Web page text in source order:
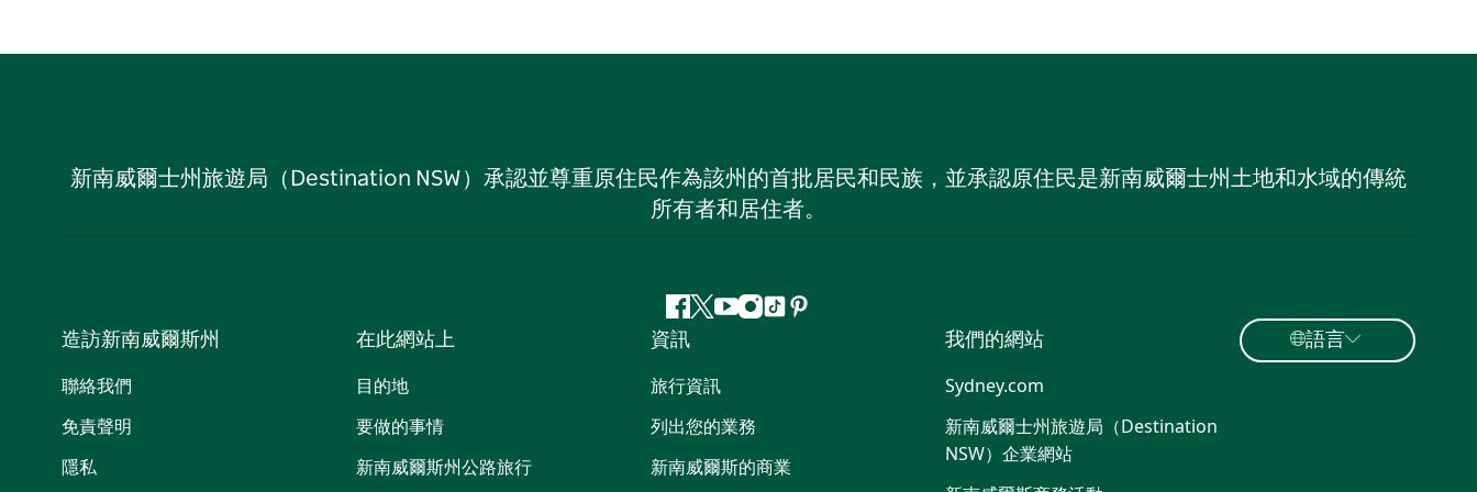
新南威爾士州旅遊局（Destination NSW）承認並尊重原住民作為該州的首批居民和民族，並承認原住民是新南威爾士州土地和水域的傳統
所有者和居住者。
Facebook
嘰
喳
喳
Youtube
Instagram
抖 Pinterest
造訪新南威爾斯州
聯絡我們
免責聲明
隱私
在此網站上
目的地
要做的事情
新南威爾斯州公路旅行
資訊
旅行資訊
列出您的業務
新南威爾斯的商業
我們的網站
Sydney.com
新南威爾士州旅遊局（Destination
NSW）企業網站​
語言